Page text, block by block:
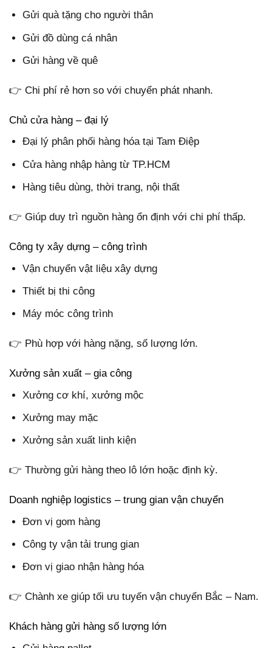
Gửi quà tặng cho người thân
Gửi đồ dùng cá nhân
Gửi hàng về quê
👉 Chi phí rẻ hơn so với chuyển phát nhanh.
Chủ cửa hàng – đại lý
Đại lý phân phối hàng hóa tại Tam Điệp
Cửa hàng nhập hàng từ TP.HCM
Hàng tiêu dùng, thời trang, nội thất
👉 Giúp duy trì nguồn hàng ổn định với chi phí thấp.
Công ty xây dựng – công trình
Vận chuyển vật liệu xây dựng
Thiết bị thi công
Máy móc công trình
👉 Phù hợp với hàng nặng, số lượng lớn.
Xưởng sản xuất – gia công
Xưởng cơ khí, xưởng mộc
Xưởng may mặc
Xưởng sản xuất linh kiện
👉 Thường gửi hàng theo lô lớn hoặc định kỳ.
Doanh nghiệp logistics – trung gian vận chuyển
Đơn vị gom hàng
Công ty vận tải trung gian
Đơn vị giao nhận hàng hóa
👉 Chành xe giúp tối ưu tuyến vận chuyển Bắc – Nam.
Khách hàng gửi hàng số lượng lớn